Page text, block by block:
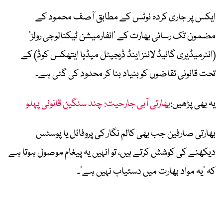
ایکس پر جاری کردہ نوٹس کے مطابق آصف محمود کے
مضمون تک رسائی بھارت کے ’انفارمیشن ٹیکنالوجی رولز‘
(انٹرمیڈیری گائیڈ لائنز اینڈ ڈیجیٹل میڈیا ایتھکس کوڈ) کے
تحت قانونی تقاضوں کو بنیاد بنا کر محدود کی گئی ہے۔
یہ بھی پڑھیں:بھارتی آبی جارحیت: چند سنگین قانونی پہلو
بھارتی صارفین جب بھی کالم نگار کی پروفائل یا پوسٹس
دیکھنے کی کوشش کرتے ہیں، تو انہیں یہ پیغام موصول ہوتا ہے
کہ ’یہ مواد بھارت میں دستیاب نہیں ہے‘۔